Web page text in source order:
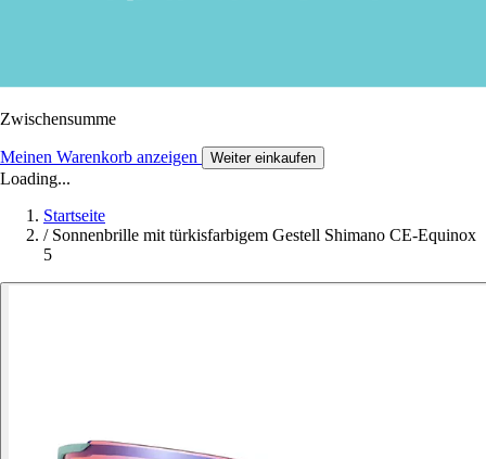
Zwischensumme
Meinen Warenkorb anzeigen Weiter einkaufen
Loading...
Startseite
/ Sonnenbrille mit türkisfarbigem Gestell Shimano CE-Equinox
5